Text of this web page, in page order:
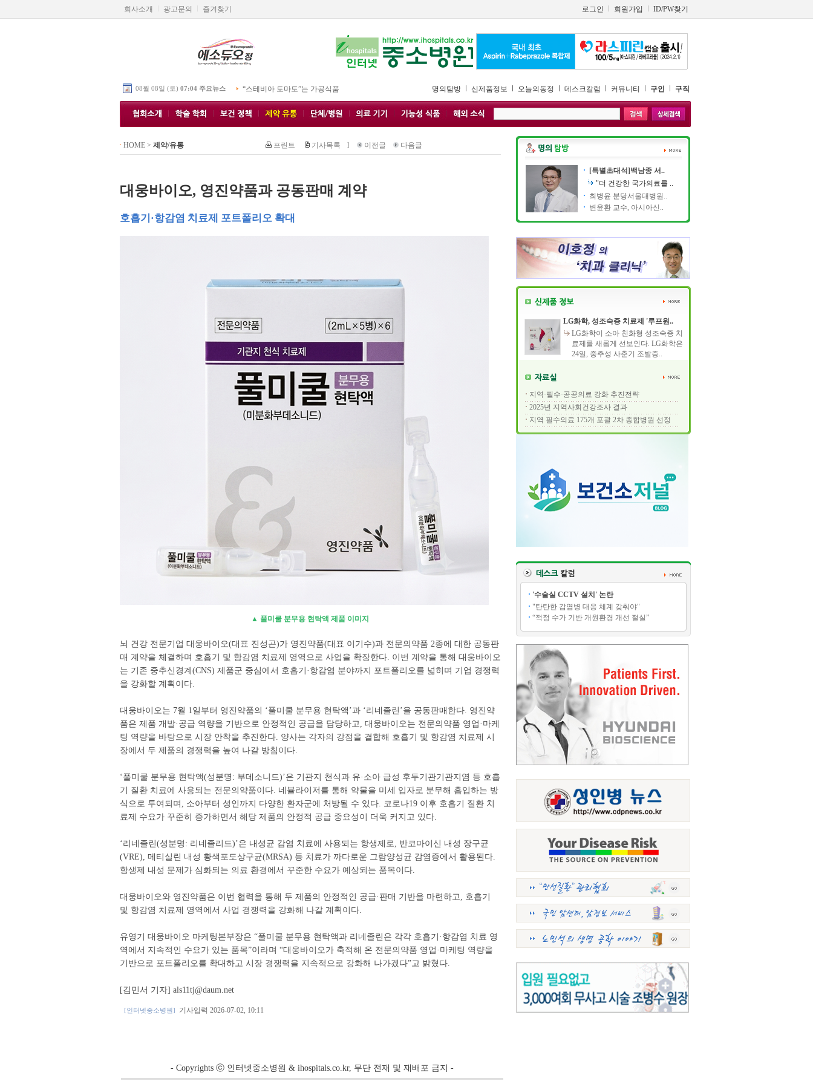
회사소개 광고문의 즐겨찾기 로그인 회원가입 ID/PW찾기
08월 08일 (토) 07:04 주요뉴스 “스테비아 토마토”는 가공식품 명의탐방 신제품정보 오늘의동정 데스크칼럼 커뮤니티 구인 구직
HOME> 제약/유통 프린트 기사목록 l 이전글 다음글
대웅바이오, 영진약품과 공동판매 계약
호흡기·항감염 치료제 포트폴리오 확대
▲ 풀미쿨 분무용 현탁액 제품 이미지
뇌 건강 전문기업 대웅바이오(대표 진성곤)가 영진약품(대표 이기수)과 전문의약품 2종에 대한 공동판
매 계약을 체결하며 호흡기 및 항감염 치료제 영역으로 사업을 확장한다. 이번 계약을 통해 대웅바이오
는 기존 중추신경계(CNS) 제품군 중심에서 호흡기·항감염 분야까지 포트폴리오를 넓히며 기업 경쟁력
을 강화할 계획이다.
대웅바이오는 7월 1일부터 영진약품의 ‘풀미쿨 분무용 현탁액’과 ‘리네졸린’을 공동판매한다. 영진약
품은 제품 개발·공급 역량을 기반으로 안정적인 공급을 담당하고, 대웅바이오는 전문의약품 영업·마케
팅 역량을 바탕으로 시장 안착을 추진한다. 양사는 각자의 강점을 결합해 호흡기 및 항감염 치료제 시
장에서 두 제품의 경쟁력을 높여 나갈 방침이다.
‘풀미쿨 분무용 현탁액(성분명: 부데소니드)’은 기관지 천식과 유·소아 급성 후두기관기관지염 등 호흡
기 질환 치료에 사용되는 전문의약품이다. 네뷸라이저를 통해 약물을 미세 입자로 분무해 흡입하는 방
식으로 투여되며, 소아부터 성인까지 다양한 환자군에 처방될 수 있다. 코로나19 이후 호흡기 질환 치
료제 수요가 꾸준히 증가하면서 해당 제품의 안정적 공급 중요성이 더욱 커지고 있다.
‘리네졸린(성분명: 리네졸리드)’은 내성균 감염 치료에 사용되는 항생제로, 반코마이신 내성 장구균
(VRE), 메티실린 내성 황색포도상구균(MRSA) 등 치료가 까다로운 그람양성균 감염증에서 활용된다.
항생제 내성 문제가 심화되는 의료 환경에서 꾸준한 수요가 예상되는 품목이다.
대웅바이오와 영진약품은 이번 협력을 통해 두 제품의 안정적인 공급·판매 기반을 마련하고, 호흡기
및 항감염 치료제 영역에서 사업 경쟁력을 강화해 나갈 계획이다.
유영기 대웅바이오 마케팅본부장은 “풀미쿨 분무용 현탁액과 리네졸린은 각각 호흡기·항감염 치료 영
역에서 지속적인 수요가 있는 품목”이라며 “대웅바이오가 축적해 온 전문의약품 영업·마케팅 역량을
기반으로 포트폴리오를 확대하고 시장 경쟁력을 지속적으로 강화해 나가겠다”고 밝혔다.
[김민서 기자] als11tj@daum.net
[인터넷중소병원] 기사입력 2026-07-02, 10:11
- Copyrights ⓒ 인터넷중소병원 & ihospitals.co.kr, 무단 전재 및 재배포 금지 -
[특별초대석]백남종 서..
"더 건강한 국가의료를 ..
최병윤 분당서울대병원..
변윤환 교수, 아시아신..
LG화학, 성조숙증 치료제 '루프원..
LG화학이 소아 친화형 성조숙증 치
료제를 새롭게 선보인다. LG화학은
24일, 중추성 사춘기 조발증..
지역·필수·공공의료 강화 추진전략
2025년 지역사회건강조사 결과
지역 필수의료 175개 포괄 2차 종합병원 선정
'수술실 CCTV 설치' 논란
"탄탄한 감염병 대응 체계 갖춰야"
“적정 수가 기반 개원환경 개선 절실”